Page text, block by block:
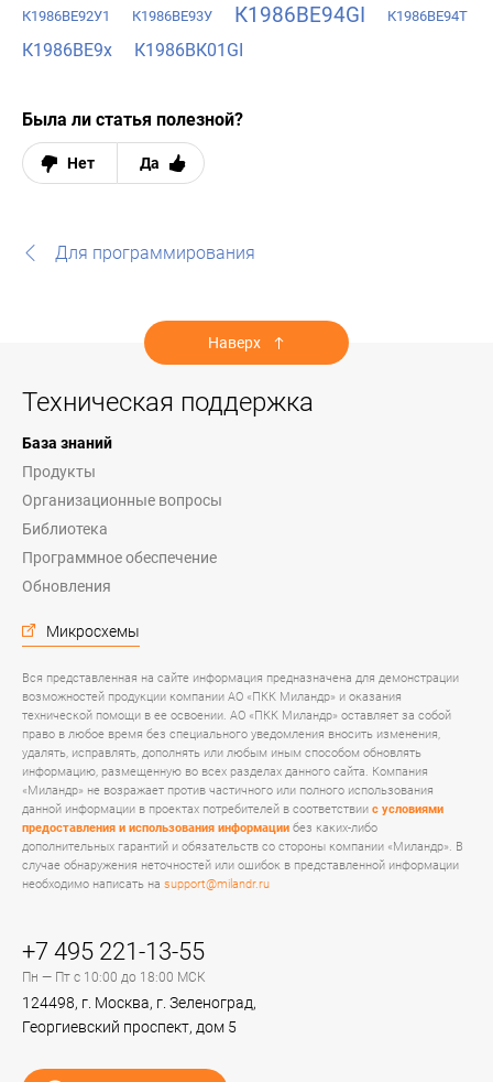
К1986ВЕ92У1 К1986ВЕ93У К1986ВЕ94GI К1986ВЕ94Т
К1986ВЕ9x К1986ВК01GI
Была ли статья полезной?
Нет Да
Для программирования
Наверх
Техническая поддержка
База знаний
Продукты
Организационные вопросы
Библиотека
Программное обеспечение
Обновления
Микросхемы
Вся представленная на сайте информация предназначена для демонстрации
возможностей продукции компании АО «ПКК Миландр» и оказания
технической помощи в ее освоении. АО «ПКК Миландр» оставляет за собой
право в любое время без специального уведомления вносить изменения,
удалять, исправлять, дополнять или любым иным способом обновлять
информацию, размещенную во всех разделах данного сайта. Компания
«Миландр» не возражает против частичного или полного использования
данной информации в проектах потребителей в соответствии с условиями
предоставления и использования информации без каких-либо
дополнительных гарантий и обязательств со стороны компании «Миландр». В
случае обнаружения неточностей или ошибок в представленной информации
необходимо написать на support@milandr.ru
+7 495 221-13-55
Пн — Пт с 10:00 до 18:00 МСК
124498, г. Москва, г. Зеленоград,
Георгиевский проспект, дом 5